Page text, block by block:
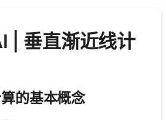
| 垂直渐近线计
的基本概念